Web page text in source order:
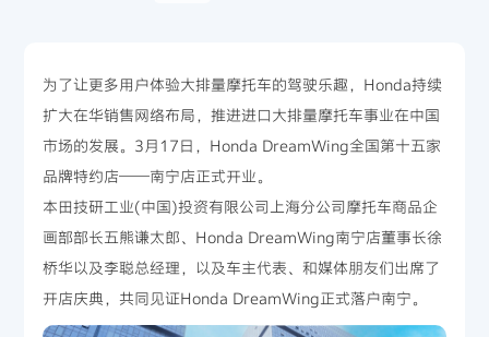
赛事运动
新闻资讯
为了让更多用户体验大排量摩托车的驾驶乐趣，Honda持续
扩大在华销售网络布局，推进进口大排量摩托车事业在中国
市场的发展。3月17日，Honda DreamWing全国第十五家
品牌特约店——南宁店正式开业。
本田技研工业(中国)投资有限公司上海分公司摩托车商品企
画部部长五熊谦太郎、Honda DreamWing南宁店董事长徐
桥华以及李聪总经理，以及车主代表、和媒体朋友们出席了
开店庆典，共同见证Honda DreamWing正式落户南宁。